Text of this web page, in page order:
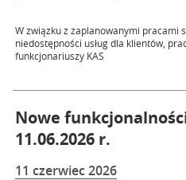
W związku z zaplanowanymi pracami
niedostępności usług dla klientów,
funkcjonariuszy KAS
Nowe funkcjonalności
11.06.2026 r.
11 czerwiec 2026